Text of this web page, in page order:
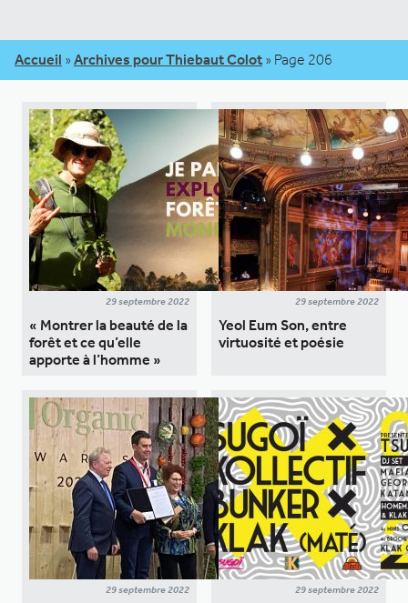
Accueil » Archives pour Thiebaut Colot » Page 206
29 septembre 2022
« Montrer la beauté de la
forêt et ce qu’elle
apporte à l’homme »
29 septembre 2022
Yeol Eum Son, entre
virtuosité et poésie
29 septembre 2022 29 septembre 2022